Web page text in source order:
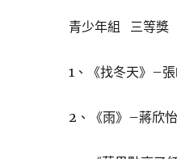
青少年組 三等獎
1、《找冬天》–
2、《雨》–蔣欣怡